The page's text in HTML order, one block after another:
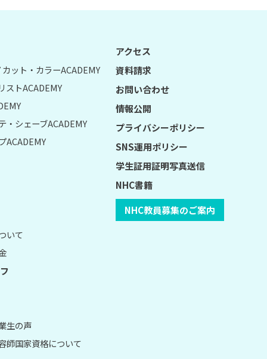
ット・カラーACADEMY
ストACADEMY
・シェーブACADEMY
ACADEMY
いて
生の声
師国家資格について
アクセス
資料請求
お問い合わせ
情報公開
プライバシーポリシー
SNS運用ポリシー
学生証用証明写真送信
NHC書籍
NHC教員募集のご案内